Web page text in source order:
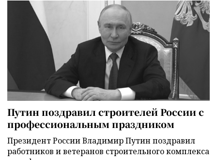
Путин поздравил строителей России с
профессиональным праздником
Президент России Владимир Путин поздравил
работников и ветеранов строительного комплекса